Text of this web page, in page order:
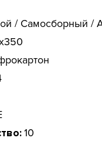
/ Самосборный /
10